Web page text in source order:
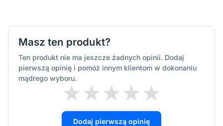
Masz ten produkt?
Ten produkt nie ma jeszcze żadnych opinii. Dodaj
pierwszą opinię i pomóż innym klientom w dokonaniu
mądrego wyboru.
Dodaj pierwszą opinię